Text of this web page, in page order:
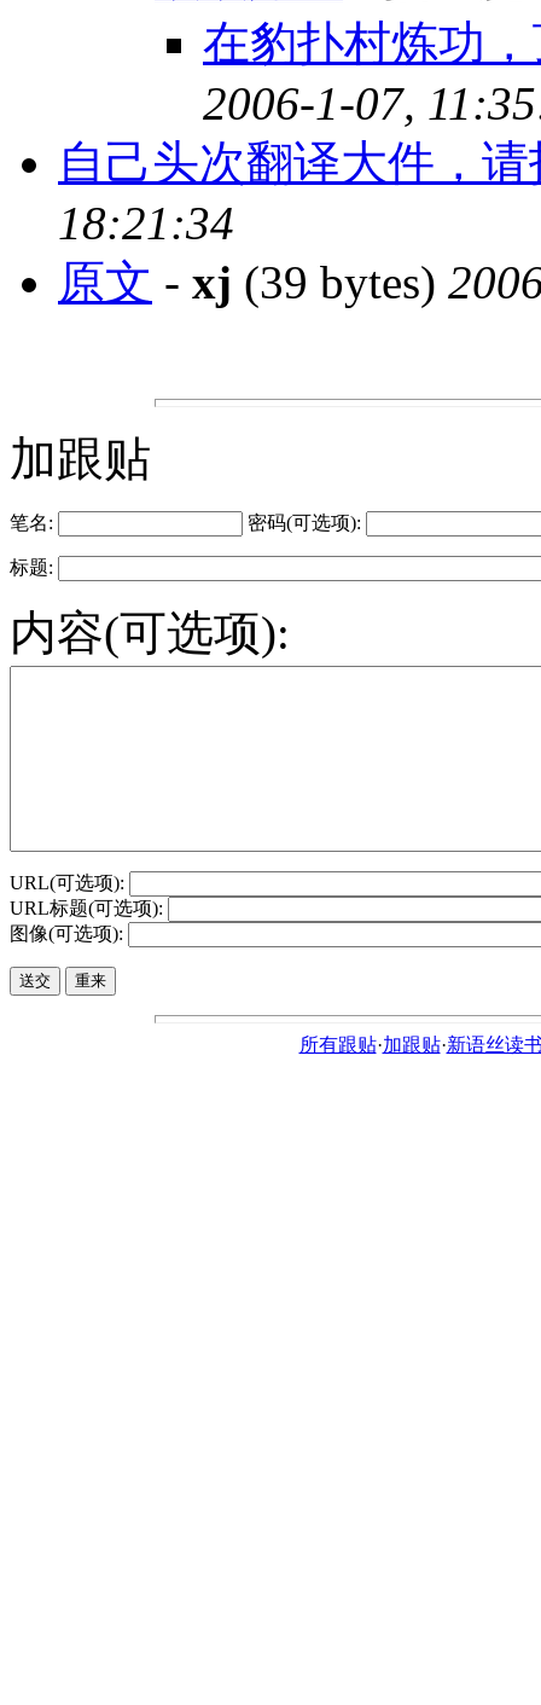
在豹扑村炼功
2006-1-07,
自己头次翻译大件，
18:21:34
原文 - xj (39 bytes)
加跟贴
笔名: 密码(可选项):
标题:
内容(可选项):
URL(可选项):
URL标题(可选项):
图像(可选项):
所有跟贴·加跟贴·新语丝读